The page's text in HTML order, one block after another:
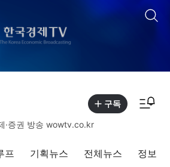
구독
·증권 방송 wowtv.co.kr
프 기획뉴스 전체뉴스 정보